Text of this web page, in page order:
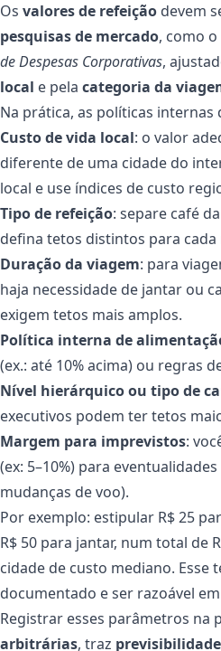
Os valores de refeição devem
pesquisas de mercado, como o
de Despesas Corporativas,
local e pela categoria da
Na prática, as políticas internas
Custo de vida local: o valor
diferente de uma cidade do
local e use índices de custo
Tipo de refeição: separe café
defina tetos distintos para cada
Duração da viagem: para
haja necessidade de jantar ou
exigem tetos mais amplos.
Política interna de
(ex.: até 10% acima) ou regras
Nível hierárquico ou tipo de
executivos podem ter tetos
Margem para imprevistos:
(ex: 5–10%) para
mudanças de voo).
Por exemplo: estipular R$ 25
R$ 50 para jantar, num total de
cidade de custo mediano. Esse
documentado e ser razoável
Registrar esses parâmetros na
arbitrárias, traz